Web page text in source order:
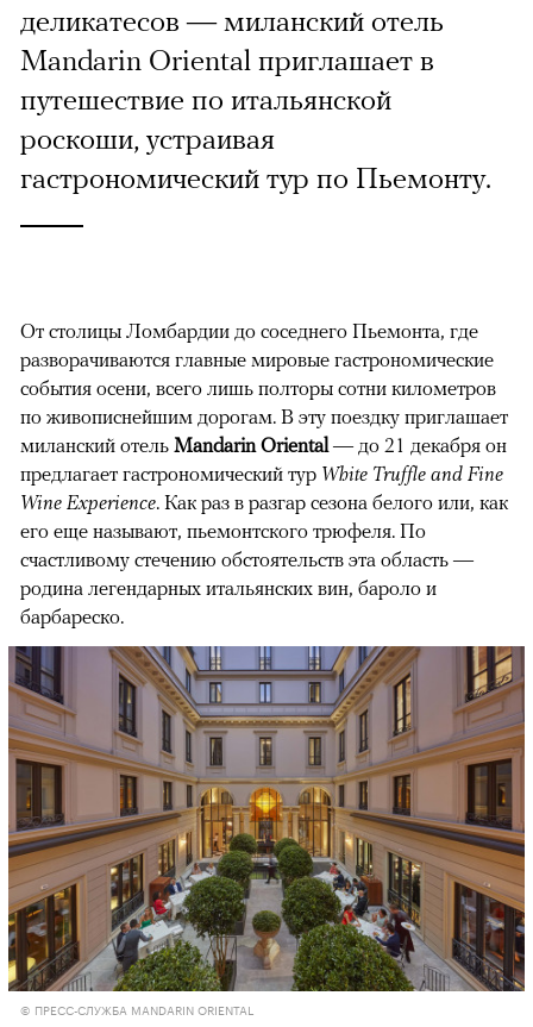
деликатесов — миланский отель
Mandarin Oriental приглашает в
путешествие по итальянской
роскоши, устраивая
гастрономический тур по Пьемонту.
От столицы Ломбардии до соседнего Пьемонта, где
разворачиваются главные мировые гастрономические
события осени, всего лишь полторы сотни километров
по живописнейшим дорогам. В эту поездку приглашает
миланский отель Mandarin Oriental— до 21 декабря он
предлагает гастрономический тур White Truffle and Fine
Wine Experience. Как раз в разгар сезона белого или, как
его еще называют, пьемонтского трюфеля. По
счастливому стечению обстоятельств эта область —
родина легендарных итальянских вин, бароло и
барбареско.
© ПРЕСС-СЛУЖБА MANDARIN ORIENTAL